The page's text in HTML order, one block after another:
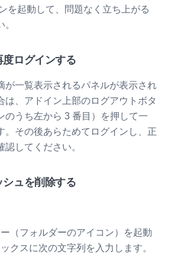
を起動して、問題なく立ち上がる
度ログインする
が一覧表示されるパネルが表示され
は、アドイン上部のログアウトボタ
のうち左から 3 番目）を押して一
。その後あらためてログインし、正
してください。
ュを削除する
（フォルダーのアイコン）を起動
クスに次の文字列を入力します。